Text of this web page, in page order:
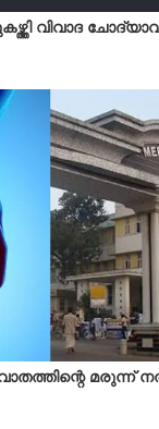
വിവാദ
മരുന്ന്